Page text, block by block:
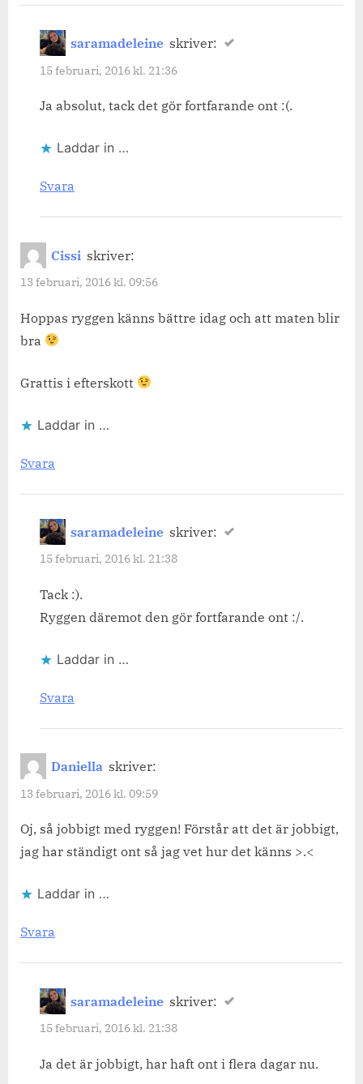
saramadeleine skriver:
15 februari, 2016 kl. 21:36
Ja absolut, tack det gör fortfarande ont :(.
Laddar in …
Svara
Cissi skriver:
13 februari, 2016 kl. 09:56
Hoppas ryggen känns bättre idag och att maten blir
bra
Grattis i efterskott
Laddar in …
Svara
saramadeleine skriver:
15 februari, 2016 kl. 21:38
Tack :).
Ryggen däremot den gör fortfarande ont :/.
Laddar in …
Svara
Daniella skriver:
13 februari, 2016 kl. 09:59
Oj, så jobbigt med ryggen! Förstår att det är jobbigt,
jag har ständigt ont så jag vet hur det känns >.<
Laddar in …
Svara
saramadeleine skriver:
15 februari, 2016 kl. 21:38
Ja det är jobbigt, har haft ont i flera dagar nu.